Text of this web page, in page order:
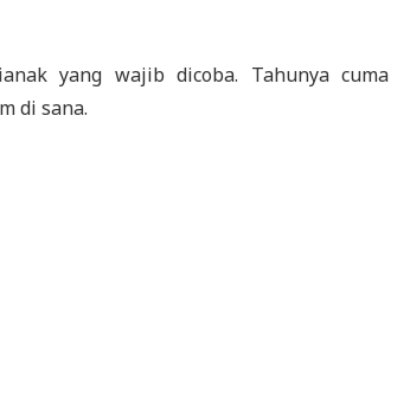
yang wajib dicoba. Tahunya cuma
di sana.